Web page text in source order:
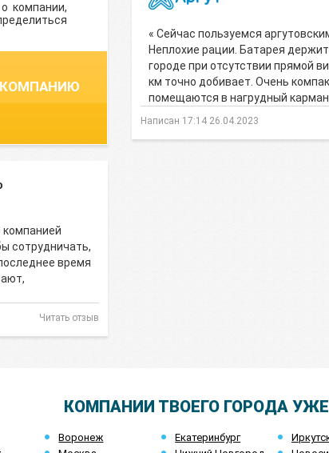
компании,
« Сейчас пользуемся
Неплохие рации. Батарея держит
городе при отсутствии прямой
км точно добивает. Очень
помещаются в нагрудный
Написан 17:14 26.04.2023
компанией
сотрудничать,
время
Читать отзыв
КОМПАНИИ ТВОЕГО ГОРОДА
Воронеж Екатеринбург